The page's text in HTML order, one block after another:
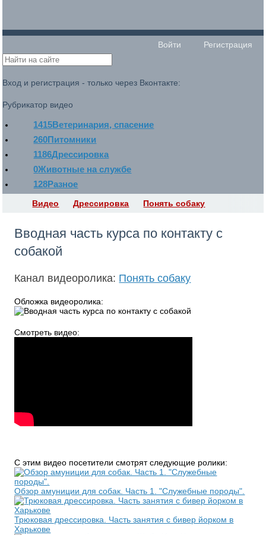
Войти Регистрация
Вход и регистрация - только через Вконтакте:
Рубрикатор видео
1415Ветеринария, спасение
260Питомники
1186Дрессировка
0Животные на службе
128Разное
Видео Дрессировка Понять собаку
Вводная часть курса по контакту с
собакой
Канал видеоролика: Понять собаку
Обложка видеоролика:
Смотреть видео:
С этим видео посетители смотрят следующие ролики:
Обзор амуниции для собак. Часть 1. "Служебные породы".
Трюковая дрессировка. Часть занятия с бивер йорком в
Харькове